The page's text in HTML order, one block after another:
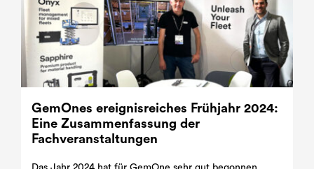
GemOnes ereignisreiches Frühjahr 2024:
Eine Zusammenfassung der
Fachveranstaltungen